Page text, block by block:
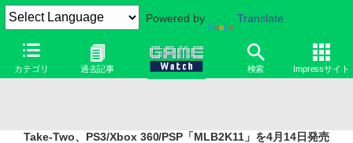
Powered by Translate
カテゴリ 過去記事 検索 Impressサイト
Take-Two、PS3/Xbox 360/PSP「MLB2K11」を4月14日発売